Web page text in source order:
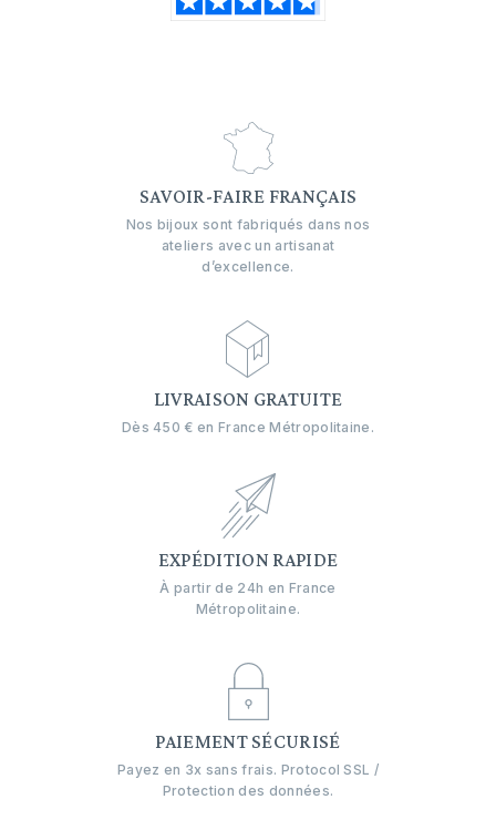
SAVOIR-FAIRE FRANÇAIS
Nos bijoux sont fabriqués dans nos
ateliers avec un artisanat
d’excellence.
LIVRAISON GRATUITE
Dès 450 € en France Métropolitaine.
EXPÉDITION RAPIDE
À partir de 24h en France
Métropolitaine.
PAIEMENT SÉCURISÉ
Payez en 3x sans frais. Protocol SSL /
Protection des données.